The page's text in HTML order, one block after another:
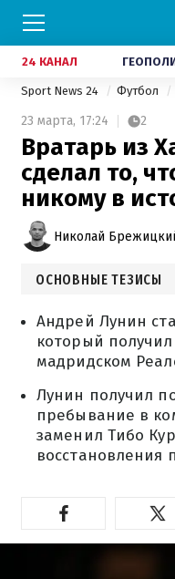
24 КАНАЛ
Sport News 24 Футбол
23 марта, 17:24 2
Вратарь из
сделал то,
никому в
Николай
ОСНОВНЫЕ ТЕЗИСЫ
Андрей Лунин
который
мадридском
Лунин получил
пребывание в
заменил Тибо
восстановления